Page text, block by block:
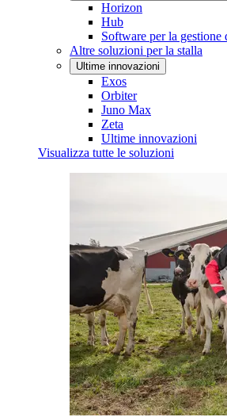
Horizon
Hub
Software per la gestione
Altre soluzioni per la stalla
Ultime innovazioni
Exos
Orbiter
Juno Max
Zeta
Ultime innovazioni
Visualizza tutte le soluzioni